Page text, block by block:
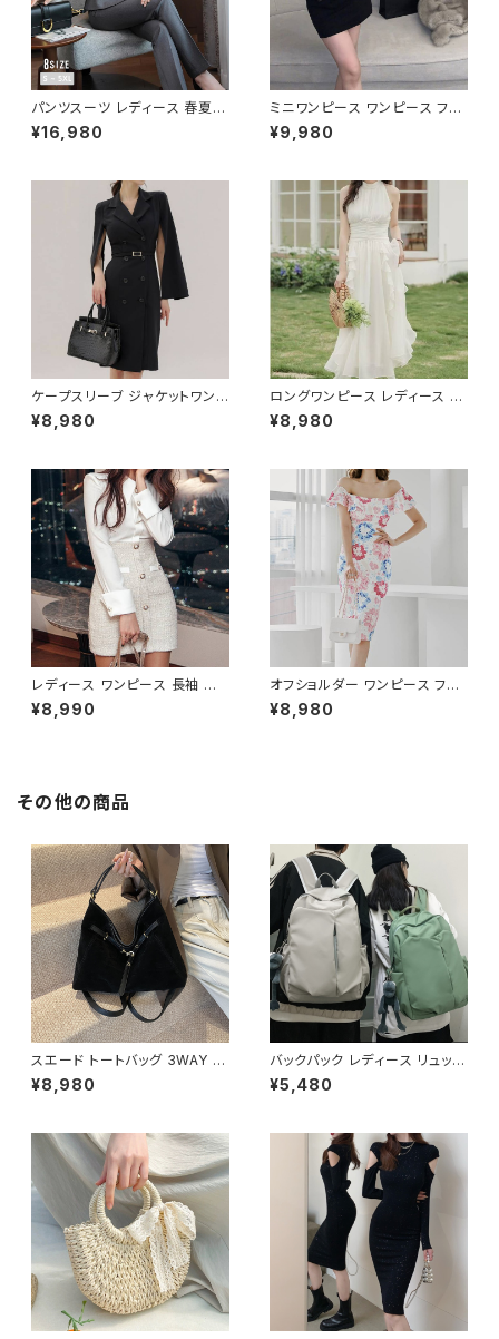
パンツスーツ レディース 春夏
秋冬 春 夏 秋 冬 黒 紺 スーツ
上下セット 2点セット ジャケット
ビジネススーツ ロング パンツス
ーツ ロングパンツ ペプラム ノー
カラースーツ ペプラムジャケット
レディーススーツ 大きいサイズ
オフィス OL オフィスカジュアル
ビジネス 結婚式 パーティー お
呼ばれ ブラック ネイビー グレ
ー S M L XL 2XL 3XL 4XL 5
XL 10代 20代 30代 40代 C-
WAW1079
¥16,980
ミニワンピース ワンピース フェ
ザーデザイン タイトワンピース
チューブトップ レディース 春夏
ワンピドレス OL エレガント フ
ォーマル ブラック ボルドー ホワ
イト 大きいサイズ きれいめ ドレ
スワンピース お呼ばれ 韓国 フ
ァッション オフィスカジュアル 韓
国風 キャバドレス ナイトドレス
ナイトワンピ カジュアル 10代 2
0代 30代 40代 C-OSS0127
¥9,980
ケープスリーブ ジャケットワンピ
ース ベルト付き ワンピース レデ
ィース 長袖 襟付き タイト スー
ート 二次会 結婚式 春 夏 秋 冬
お呼ばれ ブラック ベージュ お
しゃれ 高見え 20代 30代 40代
フォーマル 体型カバー 人気 トレ
ンド C-OSS0136
¥8,980
ロングワンピース レディース シ
フォン フリル ハイネック ノース
リーブ フレア Aライン エレガン
秋 冬 お呼ばれ デート 食事会
フォーマル リゾート パーティー
人気 大人可愛い ホワイト C-O
¥8,980
レディース ワンピース 長袖 シャ
ツワンピース ツイード切替 ミニ
ワンピース 上品 フォーマル ホ
冬 着痩せ効果 きちんと見え カ
¥8,990
オフショルダー ワンピース フラ
ワー柄 タイトワンピース ドレス
花柄ワンピ 春夏 エレガント 大
¥8,980
その他の商品
スエード トートバッグ 3WAY シ
ョルダーバッグ レディース バッ
グ 斜めがけ 軽量 A4収納 大容
おしゃれ 通勤通学 黒 茶色 ダー
クブラウン K-B0204
¥8,980
バックパック レディース リュック
春夏 秋冬 春 夏 秋 冬 黒 バッグ
大容量 リュックサック かばん ロ
中学生 男の子 女の子 A4 B4
シンプル バッグパック バック ロ
ゴ ブラック アイボリー ピンク ラ
イトグリーン グレー バッグパッ
ク 学校 カレッジコーデ カジュ
アル デイリー お出かけ K-B00
¥5,480